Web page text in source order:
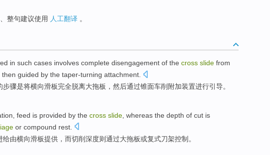
整句建议使用 人工翻译 。
in such cases involves complete disengagement of the cross slide from
then guided by the taper-turning attachment
步骤是将横向滑板完全脱离大拖板， 然后通过锥面车削附加装置进行引导。
feed is provided by the cross slide whereas the depth of cut is
or compound rest
给由横向滑板提供， 而切削深度则通过大拖板或复式刀架控制 。